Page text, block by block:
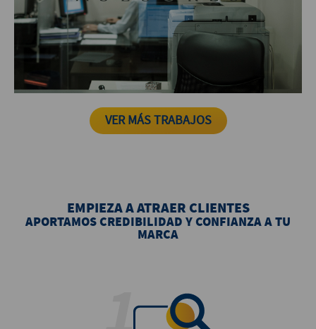
ZAMORANO CRUZ ASESORES
VER MÁS TRABAJOS
EMPIEZA A ATRAER CLIENTES
APORTAMOS CREDIBILIDAD Y CONFIANZA A TU
MARCA